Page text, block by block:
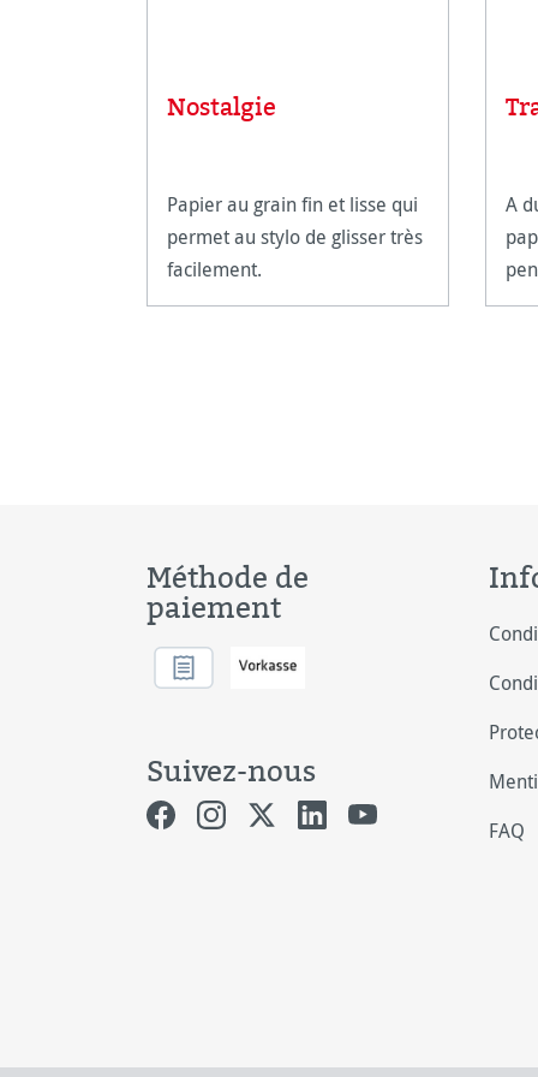
Nostalgie
Papier au grain fin et lisse qui
permet au stylo de glisser très
facilement.
A
Méthode de
paiement
Suivez-nous
FAQ